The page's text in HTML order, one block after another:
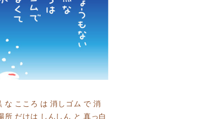
な こころ は 消しゴム で 消
所 だけは しんしん と 真っ白